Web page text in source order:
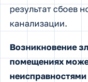
результат сбоев
канализации.
Возникновение
помещениях